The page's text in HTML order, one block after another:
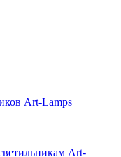
Art-Lamps
Art-